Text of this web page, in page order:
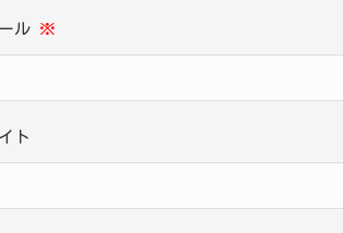
ル ※
ト